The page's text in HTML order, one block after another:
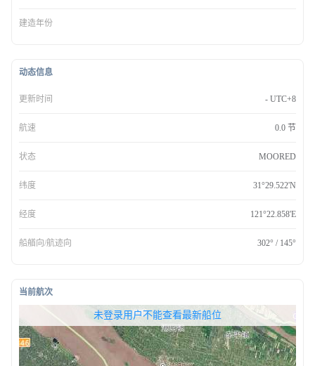
建造年份
动态信息
更新时间 - UTC+8
航速 0.0 节
状态 MOORED
纬度 31°29.522'N
经度 121°22.858'E
船艏向/航迹向 302° / 145°
当前航次
未登录用户不能查看最新船位
无权查看最新船位，请联系开通